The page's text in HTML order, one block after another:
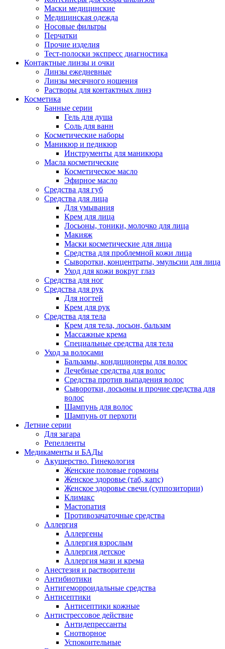
Маски медицинские
Медицинская одежда
Носовые фильтры
Перчатки
Прочие изделия
Тест-полоски экспресс диагностика
Контактные линзы и очки
Линзы ежедневные
Линзы месячного ношения
Растворы для контактных линз
Косметика
Банные серии
Гель для душа
Соль для ванн
Косметические наборы
Маникюр и педикюр
Инструменты для маникюра
Масла косметические
Косметическое масло
Эфирное масло
Средства для губ
Средства для лица
Для умывания
Крем для лица
Лосьоны, тоники, молочко для лица
Макияж
Маски косметические для лица
Средства для проблемной кожи лица
Сыворотки, концентраты, эмульсии для лица
Уход для кожи вокруг глаз
Средства для ног
Средства для рук
Для ногтей
Крем для рук
Средства для тела
Крем для тела, лосьон, бальзам
Массажные крема
Специальные средства для тела
Уход за волосами
Бальзамы, кондиционеры для волос
Лечебные средства для волос
Средства против выпадения волос
Сыворотки, лосьоны и прочие средства для
волос
Шампунь для волос
Шампунь от перхоти
Летние серии
Для загара
Репелленты
Медикаменты и БАДы
Акушерство. Гинекология
Женские половые гормоны
Женское здоровье (таб, капс)
Женское здоровье свечи (суппозитории)
Климакс
Мастопатия
Противозачаточные средства
Аллергия
Аллергены
Аллергия взрослым
Аллергия детское
Аллергия мази и крема
Анестезия и растворители
Антибиотики
Антигеморроидальные средства
Антисептики
Антисептики кожные
Антистрессовое действие
Антидепрессанты
Снотворное
Успокоительные